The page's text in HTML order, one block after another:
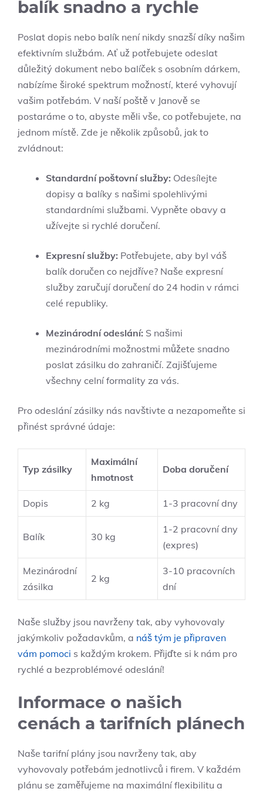
balík snadno a rychle
Poslat dopis nebo balík není nikdy snazší díky našim
efektivním službám. Ať už potřebujete odeslat
důležitý dokument nebo balíček s osobním dárkem,
nabízíme široké spektrum možností, které vyhovují
vašim potřebám. V naší poště v Janově se
postaráme o to, abyste měli vše, co potřebujete, na
jednom místě. Zde je několik způsobů, jak to
zvládnout:
Standardní poštovní služby: Odesílejte
dopisy a balíky s našimi spolehlivými
standardními službami. Vypněte obavy a
užívejte si rychlé doručení.
Expresní služby: Potřebujete, aby byl váš
balík doručen co nejdříve? Naše expresní
služby zaručují doručení do 24 hodin v rámci
celé republiky.
Mezinárodní odeslání: S našimi
mezinárodními možnostmi můžete snadno
poslat zásilku do zahraničí. Zajišťujeme
všechny celní formality za vás.
Pro odeslání zásilky nás navštivte a nezapomeňte si
přinést správné údaje:
Typ zásilky
Maximální
hmotnost
Doba doručení
Dopis 2 kg 1-3 pracovní dny
Balík 30 kg
1-2 pracovní dny
(expres)
Mezinárodní
zásilka
2 kg
3-10 pracovních
dní
Naše služby jsou navrženy tak, aby vyhovovaly
jakýmkoliv požadavkům, a náš tým je připraven
vám pomoci s každým krokem. Přijďte si k nám pro
rychlé a bezproblémové odeslání!
Informace o našich
cenách a tarifních plánech
Naše tarifní plány jsou navrženy tak, aby
vyhovovaly potřebám jednotlivců i firem. V každém
plánu se zaměřujeme na maximální flexibilitu a